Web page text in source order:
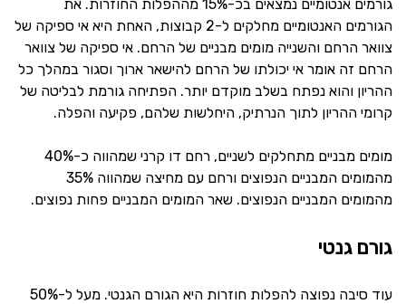
גורמים אנטומיים נמצאים בכ-15% מההפלות החוזרות. את
הגורמים האנטומיים מחלקים ל-2 קבוצות, האחת היא אי ספיקה של
צוואר הרחם והשנייה מומים מבניים של הרחם. אי ספיקה של צוואר
הרחם זה אומר אי יכולתו של הרחם להישאר ארוך וסגור במהלך כל
ההריון והוא נפתח בשלב מוקדם יותר. הפתיחה גורמת לבליטה של
קרומי ההריון לתוך הנרתיק, היחלשות שלהם, פקיעה והפלה.
מומים מבניים מתחלקים לשניים, רחם דו קרני שמהווה כ-40%
מהמומים המבניים הנפוצים ורחם עם מחיצה שמהווה 35%
מהמומים המבניים הנפוצים. שאר המומים המבניים פחות נפוצים.
גורם גנטי
עוד סיבה נפוצה להפלות חוזרות היא הגורם הגנטי. מעל ל-50%